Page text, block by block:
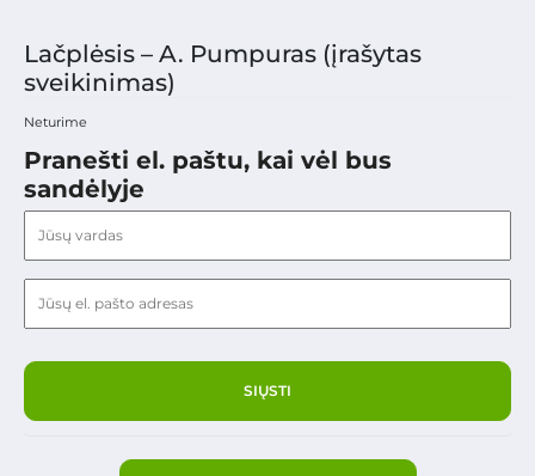
Lačplėsis – A. Pumpuras (įrašytas
sveikinimas)
Neturime
Pranešti el. paštu, kai vėl bus
sandėlyje